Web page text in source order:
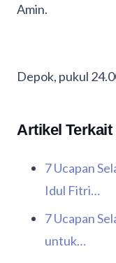
Amin.
Depok, pukul
Artikel Terkait
7 Ucapan
Idul Fitri…
7 Ucapan
untuk…